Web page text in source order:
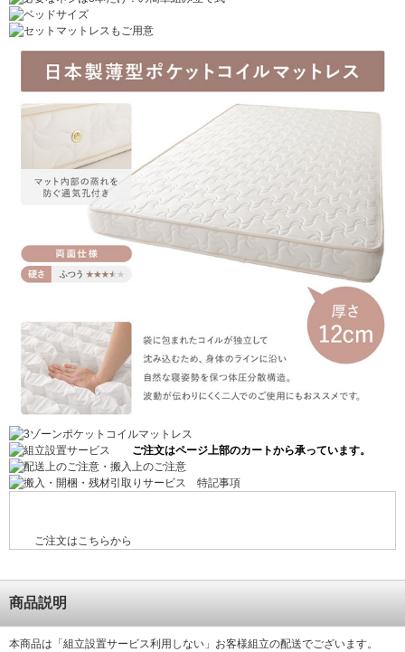
ご注文はこちらから
商品説明
本商品は「組立設置サービス利用しない」お客様組立の配送でございます。